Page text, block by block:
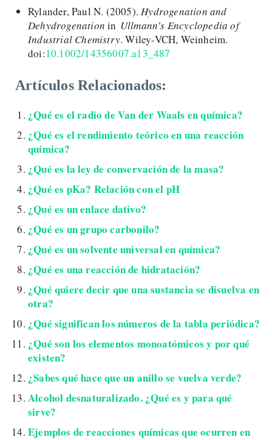
Rylander, Paul N. (2005).Hydrogenation and
Dehydrogenation in Ullmann’s Encyclopedia of
Industrial Chemistry. Wiley-VCH, Weinheim.
doi:10.1002/14356007.a13_487
Artículos Relacionados:
¿Qué es el radio de Van der Waals en química?
¿Qué es el rendimiento teórico en una reacción
química?
¿Qué es la ley de conservación de la masa?
¿Qué es pKa? Relación con el pH
¿Qué es un enlace dativo?
¿Qué es un grupo carbonilo?
¿Qué es un solvente universal en química?
¿Qué es una reacción de hidratación?
¿Qué quiere decir que una sustancia se disuelva en
otra?
¿Qué significan los números de la tabla periódica?
¿Qué son los elementos monoatómicos y por qué
existen?
¿Sabes qué hace que un anillo se vuelva verde?
Alcohol desnaturalizado. ¿Qué es y para qué
sirve?
Ejemplos de reacciones químicas que ocurren en